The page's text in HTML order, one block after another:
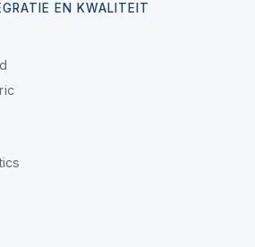
EN KWALITEIT